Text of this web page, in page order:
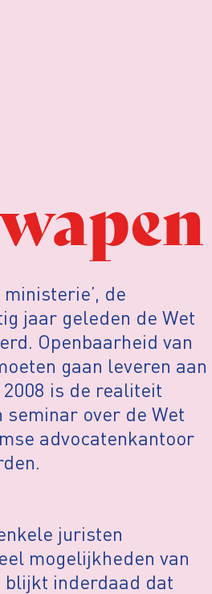
de
jaar geleden de Wet
Openbaarheid van
gaan leveren aan
is de realiteit
over de Wet
advocatenkantoor
juristen
mogelijkheden van
blijkt inderdaad dat